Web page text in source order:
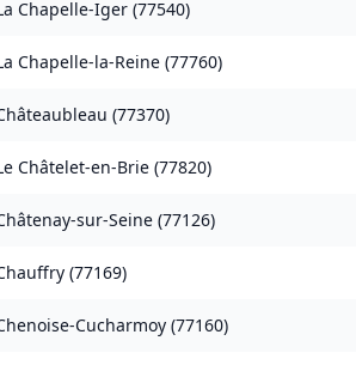
Chapelle-Iger (77540)
Chapelle-la-Reine (77760)
(77370)
Châtelet-en-Brie (77820)
sur-Seine (77126)
(77169)
Cucharmoy (77160)